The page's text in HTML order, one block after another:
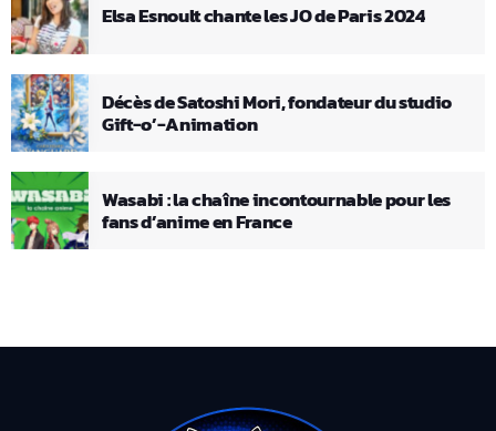
Elsa Esnoult chante les JO de Paris 2024
Décès de Satoshi Mori, fondateur du studio
Gift-o’-Animation
Wasabi : la chaîne incontournable pour les
fans d’anime en France